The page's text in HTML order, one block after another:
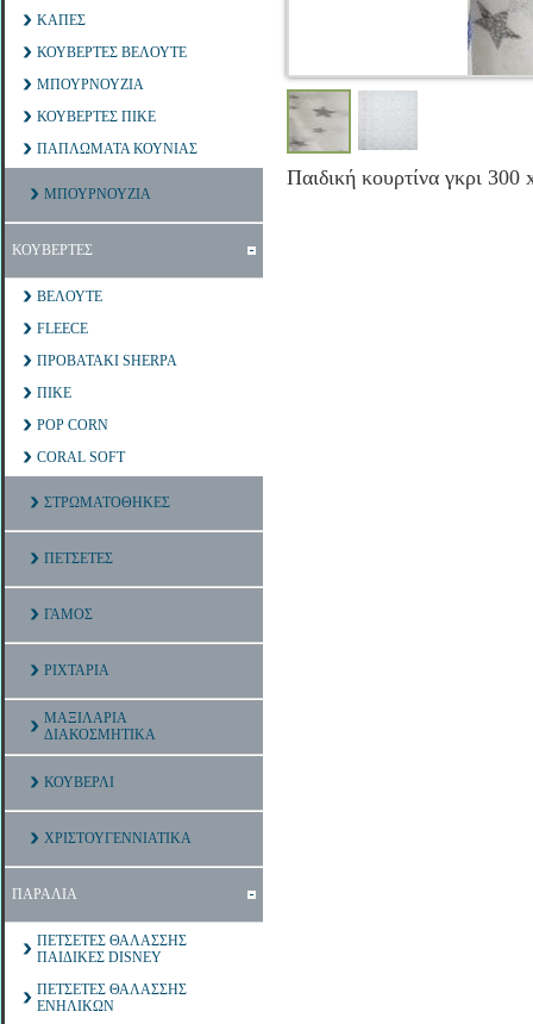
ΚΑΠΕΣ
ΚΟΥΒΕΡΤΕΣ ΒΕΛΟΥΤΕ
ΜΠΟΥΡΝΟΥΖΙΑ
ΚΟΥΒΕΡΤΕΣ ΠΙΚΕ
ΠΑΠΛΩΜΑΤΑ ΚΟΥΝΙΑΣ
ΜΠΟΥΡΝΟΥΖΙΑ
ΚΟΥΒΕΡΤΕΣ
ΒΕΛΟΥΤΕ
FLEECE
ΠΡΟΒΑΤΑΚΙ SHERPA
ΠΙΚΕ
POP CORN
CORAL SOFT
ΣΤΡΩΜΑΤΟΘΗΚΕΣ
ΠΕΤΣΕΤΕΣ
ΓΑΜΟΣ
ΡΙΧΤΑΡΙΑ
ΜΑΞΙΛΑΡΙΑ
ΔΙΑΚΟΣΜΗΤΙΚΑ
ΚΟΥΒΕΡΛΙ
ΧΡΙΣΤΟΥΓΕΝΝΙΑΤΙΚΑ
ΠΑΡΑΛΙΑ
ΠΕΤΣΕΤΕΣ ΘΑΛΑΣΣΗΣ
ΠΑΙΔΙΚΕΣ DISNEY
ΠΕΤΣΕΤΕΣ ΘΑΛΑΣΣΗΣ
ΕΝΗΛΙΚΩΝ
Παιδική κουρτίνα γκρι 300